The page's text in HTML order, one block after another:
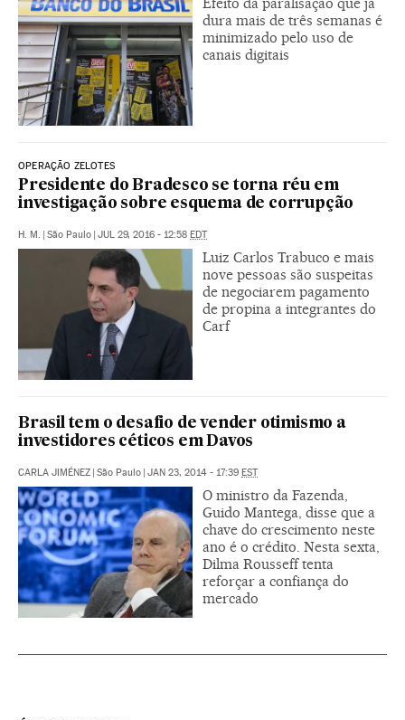
dura mais de três semanas é
minimizado pelo uso de
canais digitais
OPERAÇÃO ZELOTES
Presidente do Bradesco se torna réu em
investigação sobre esquema de corrupção
H. M. São Paulo JUL 29, 2016 - 12:58 EDT
Luiz Carlos Trabuco e mais
nove pessoas são suspeitas
de negociarem pagamento
de propina a integrantes do
Carf
Brasil tem o desafio de vender otimismo a
investidores céticos em Davos
CARLA JIMÉNEZ São Paulo JAN 23, 2014 - 17:39 EST
O ministro da Fazenda,
Guido Mantega, disse que a
chave do crescimento neste
ano é o crédito. Nesta sexta,
Dilma Rousseff tenta
reforçar a confiança do
mercado